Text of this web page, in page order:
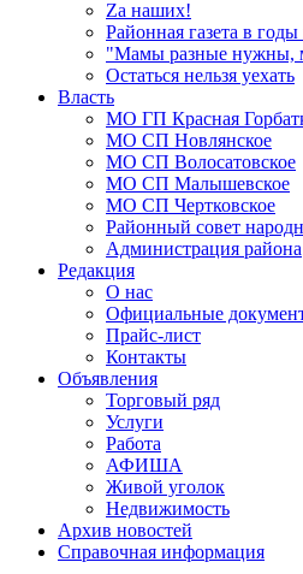
Zа наших!
Районная газета в
"Мамы разные нужны,
Остаться нельзя уехать
Власть
МО ГП Красная
МО СП Новлянское
МО СП Волосатовское
МО СП Малышевское
МО СП Чертковское
Районный совет
Администрация района
Редакция
О нас
Официальные
Прайс-лист
Контакты
Объявления
Торговый ряд
Услуги
Работа
АФИША
Живой уголок
Недвижимость
Архив новостей
Справочная информация